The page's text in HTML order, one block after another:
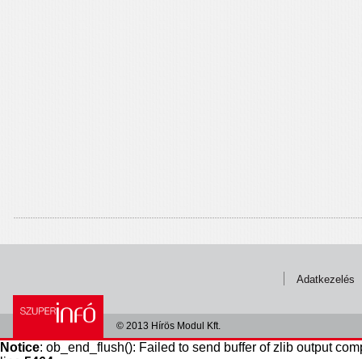
Adatkezelés
© 2013 Hírös Modul Kft.
Notice: ob_end_flush(): Failed to send buffer of zlib output